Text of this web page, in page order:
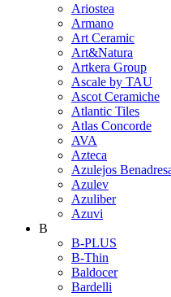
Ariostea
Armano
Art Ceramic
Art&Natura
Artkera Group
Ascale by TAU
Ascot Ceramiche
Atlantic Tiles
Atlas Concorde
AVA
Azteca
Azulejos
Azulev
Azuliber
Azuvi
B
B-PLUS
B-Thin
Baldocer
Bardelli